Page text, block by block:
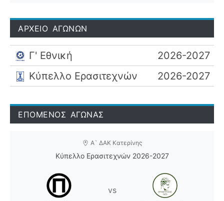
ΑΡΧΕΙΟ ΑΓΩΝΩΝ
Γ' Εθνική
2026-2027
Κύπελλο Ερασιτεχνών
2026-2027
ΕΠΟΜΕΝΟΣ ΑΓΩΝΑΣ
Α` ΔΑΚ Κατερίνης
Κύπελλο Ερασιτεχνών 2026-2027
vs